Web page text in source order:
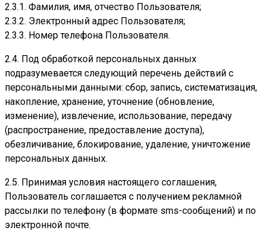
2.3.1. Фамилия, имя, отчество Пользователя;
2.3.2. Электронный адрес Пользователя;
2.3.3. Номер телефона Пользователя.
2.4. Под обработкой персональных данных
подразумевается следующий перечень действий с
персональными данными: сбор, запись, систематизация,
накопление, хранение, уточнение (обновление,
изменение), извлечение, использование, передачу
(распространение, предоставление доступа),
обезличивание, блокирование, удаление, уничтожение
персональных данных.
2.5. Принимая условия настоящего соглашения,
Пользователь соглашается с получением рекламной
рассылки по телефону (в формате sms-сообщений) и по
электронной почте.